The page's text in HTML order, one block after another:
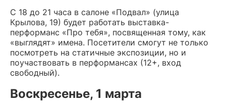
С 18 до 21 часа в салоне «Подвал» (улица
Крылова, 19) будет работать выставка-
перформанс «Про тебя», посвященная тому, как
«выглядят» имена. Посетители смогут не только
посмотреть на статичные экспозиции, но и
поучаствовать в перформансах (12+, вход
свободный).
Воскресенье, 1 марта